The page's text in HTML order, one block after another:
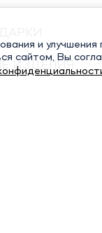
ИЗДЕЛИЯ
и улучшения
сайтом, Вы